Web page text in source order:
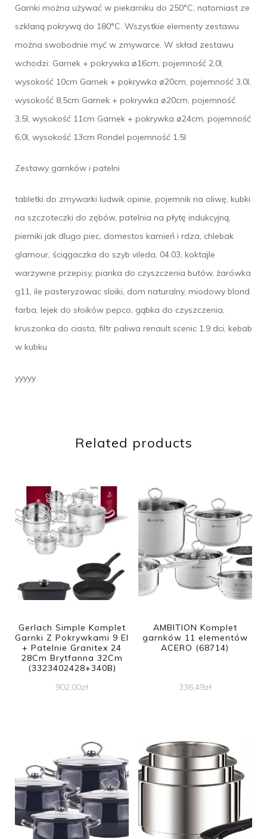
Garnki można używać w piekarniku do 250°C, natomiast ze
szklaną pokrywą do 180°C. Wszystkie elementy zestawu
można swobodnie myć w zmywarce. W skład zestawu
wchodzi: Garnek + pokrywka ø16cm, pojemność 2,0l,
wysokość 10cm Garnek + pokrywka ø20cm, pojemność 3,0l,
wysokość 8,5cm Garnek + pokrywka ø20cm, pojemność
3,5l, wysokość 11cm Garnek + pokrywka ø24cm, pojemność
6,0l, wysokość 13cm Rondel pojemność 1,5l
Zestawy garnków i patelni
tabletki do zmywarki ludwik opinie, pojemnik na oliwę, kubki
na szczoteczki do zębów, patelnia na płytę indukcyjną,
pierniki jak dlugo piec, domestos kamień i rdza, chlebak
glamour, ściągaczka do szyb vileda, 04.03, koktajle
warzywne przepisy, pianka do czyszczenia butów, żarówka
g11, ile pasteryzowac sloiki, dom naturalny, miodowy blond
farba, lejek do słoików pepco, gąbka do czyszczenia,
kruszonka do ciasta, filtr paliwa renault scenic 1.9 dci, kebab
w kubku
yyyyy
Related products
Gerlach Simple Komplet
Garnki Z Pokrywkami 9 El
+ Patelnie Granitex 24
28Cm Brytfanna 32Cm
(3323402428+340B)
902,00zł
AMBITION Komplet
garnków 11 elementów
ACERO (68714)
336,49zł